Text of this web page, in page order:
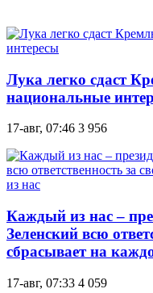
Лука легко сдаст
национальные
17-авг, 07:46 3 956
Каждый из нас –
Зеленский всю
сбрасывает на
17-авг, 07:33 4 059